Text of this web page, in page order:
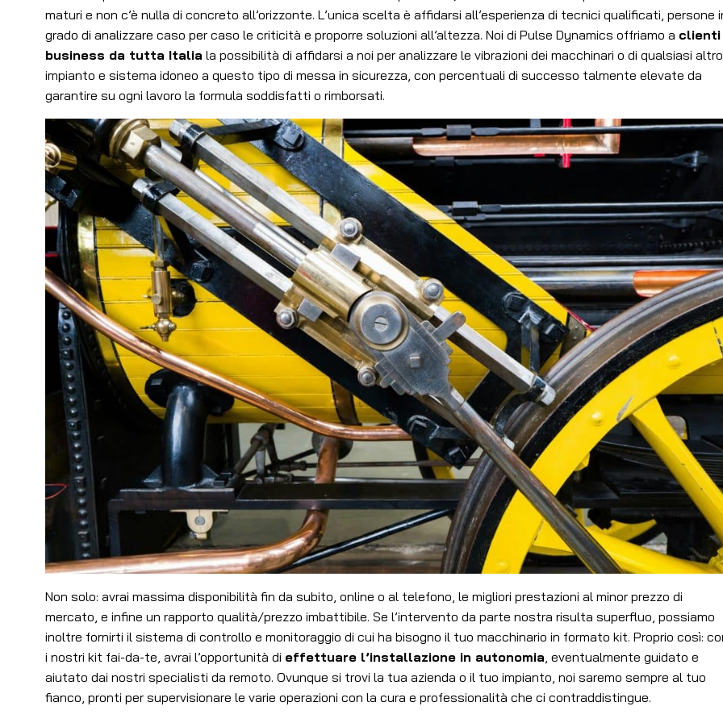
maturi e non c’è nulla di concreto all’orizzonte. L’unica scelta è affidarsi all’esperienza di tecnici qualificati, persone
grado di analizzare caso per caso le criticità e proporre soluzioni all’altezza. Noi di Pulse Dynamics offriamo a clienti
business da tutta Italia la possibilità di affidarsi a noi per analizzare le vibrazioni dei macchinari o di qualsiasi altro
impianto e sistema idoneo a questo tipo di messa in sicurezza, con percentuali di successo talmente elevate da
garantire su ogni lavoro la formula soddisfatti o rimborsati.
Non solo: avrai massima disponibilità fin da subito, online o al telefono, le migliori prestazioni al minor prezzo di
mercato, e infine un rapporto qualità/prezzo imbattibile. Se l’intervento da parte nostra risulta superfluo, possiamo
inoltre fornirti il sistema di controllo e monitoraggio di cui ha bisogno il tuo macchinario in formato kit. Proprio così:
i nostri kit fai-da-te, avrai l’opportunità di effettuare l’installazione in autonomia, eventualmente guidato e
aiutato dai nostri specialisti da remoto. Ovunque si trovi la tua azienda o il tuo impianto, noi saremo sempre al tuo
fianco, pronti per supervisionare le varie operazioni con la cura e professionalità che ci contraddistingue.